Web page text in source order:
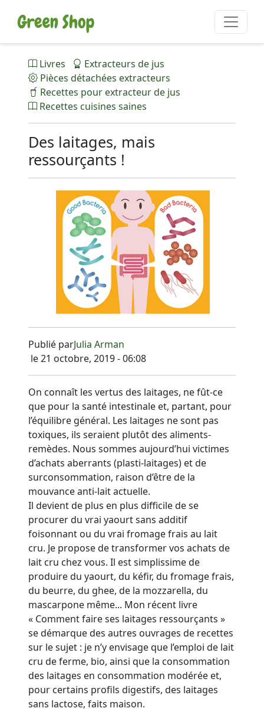
Livres
Extracteurs de jus
Pièces détachées extracteurs
Recettes pour extracteur de jus
Recettes cuisines saines
Des laitages, mais
ressourçants !
Publié parJulia Arman
le 21 octobre, 2019 - 06:08
On connaît les vertus des laitages, ne fût-ce
que pour la santé intestinale et, partant, pour
l’équilibre général. Les laitages ne sont pas
toxiques, ils seraient plutôt des aliments-
remèdes. Nous sommes aujourd’hui victimes
d’achats aberrants (plasti-laitages) et de
surconsommation, raison d’être de la
mouvance anti-lait actuelle.
Il devient de plus en plus difficile de se
procurer du vrai yaourt sans additif
foisonnant ou du vrai fromage frais au lait
cru. Je propose de transformer vos achats de
lait cru chez vous. Il est simplissime de
produire du yaourt, du kéfir, du fromage frais,
du beurre, du ghee, de la mozzarella, du
mascarpone même... Mon récent livre
« Comment faire ses laitages ressourçants »
se démarque des autres ouvrages de recettes
sur le sujet : je n’y envisage que l’emploi de lait
cru de ferme, bio, ainsi que la consommation
des laitages en consommation modérée et,
pour certains profils digestifs, des laitages
sans lactose, faits maison.